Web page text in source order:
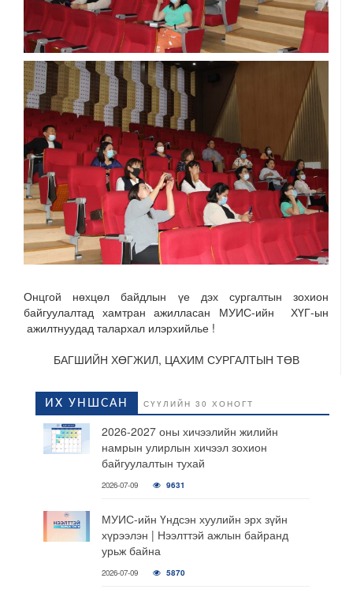
Онцгой нөхцөл байдлын үе дэх сургалтын зохион
байгуулалтад хамтран ажилласан МУИС-ийн ХҮГ-ын
ажилтнуудад талархал илэрхийлье !
БАГШИЙН ХӨГЖИЛ, ЦАХИМ СУРГАЛТЫН ТӨВ
ИХ УНШСАН СҮҮЛИЙН 30 ХОНОГТ
2026-2027 оны хичээлийн жилийн
намрын улирлын хичээл зохион
байгуулалтын тухай
2026-07-09 9631
МУИС-ийн Үндсэн хуулийн эрх зүйн
хүрээлэн | Нээлттэй ажлын байранд
урьж байна
2026-07-09 5870